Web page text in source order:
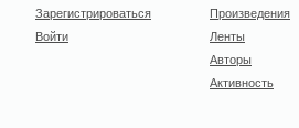
Зарегистрироваться
Войти
Произведения
Ленты
Авторы
Активность